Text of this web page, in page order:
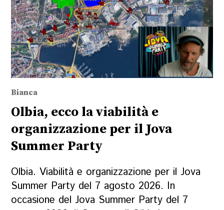
Bianca
Olbia, ecco la viabilità e
organizzazione per il Jova
Summer Party
Olbia. Viabilità e organizzazione per il Jova
Summer Party del 7 agosto 2026. In
occasione del Jova Summer Party del 7